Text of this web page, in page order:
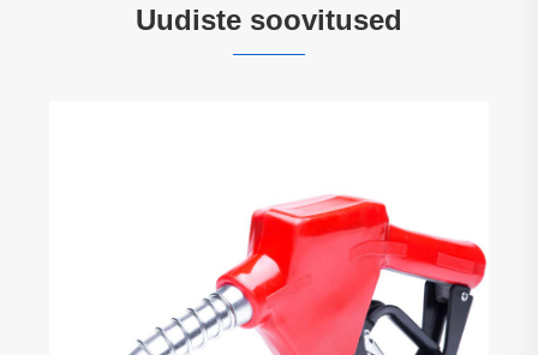
Uudiste soovitused